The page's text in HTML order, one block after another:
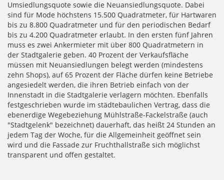
Umsiedlungsquote sowie die Neuansiedlungsquote. Dabei
sind für Mode höchstens 15.500 Quadratmeter, für Hartwaren
bis zu 8.800 Quadratmeter und für den periodischen Bedarf
bis zu 4.200 Quadratmeter erlaubt. In den ersten fünf Jahren
muss es zwei Ankermieter mit über 800 Quadratmetern in
der Stadtgalerie geben. 40 Prozent der Verkaufsfläche
müssen mit Neuansiedlungen belegt werden (mindestens
zehn Shops), auf 65 Prozent der Fläche dürfen keine Betriebe
angesiedelt werden, die ihren Betrieb einfach von der
Innenstadt in die Stadtgalerie verlagern möchten. Ebenfalls
festgeschrieben wurde im städtebaulichen Vertrag, dass die
ebenerdige Wegebeziehung Mühlstraße-Fackelstraße (auch
"Stadtgelenk" bezeichnet) dauerhaft, das heißt 24 Stunden an
jedem Tag der Woche, für die Allgemeinheit geöffnet sein
wird und die Fassade zur Fruchthallstraße sich möglichst
transparent und offen gestaltet.